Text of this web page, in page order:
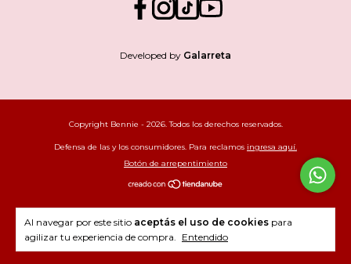
Al navegar por este sitio aceptás el uso de cookies para
agilizar tu experiencia de compra. Entendido
Developed by Galarreta
Copyright Bennie - 2026. Todos los derechos reservados.
Defensa de las y los consumidores. Para reclamos ingresa aquí.
Botón de arrepentimiento